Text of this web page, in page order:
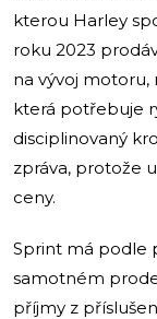
kterou Harley
roku 2023
na vývoj motoru,
která potřebuje
disciplinovaný
zpráva, protože
ceny.
Sprint má podle
samotném
příjmy z